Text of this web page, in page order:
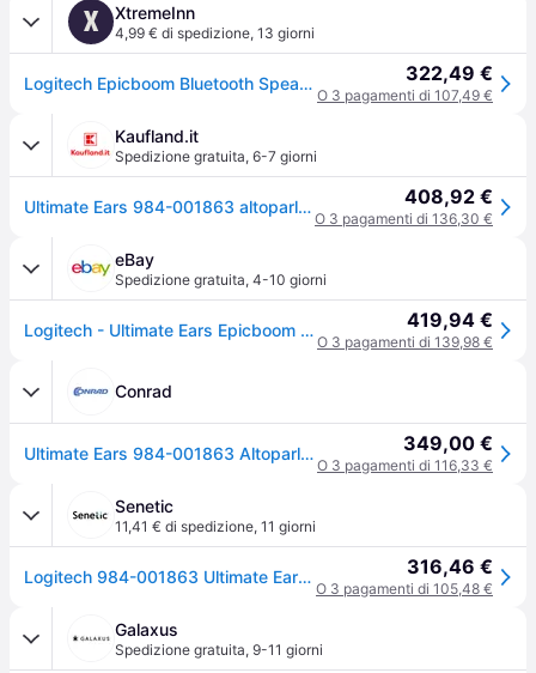
X XtremeInn
4,99 € di spedizione, 13 giorni
Logitech Epicboom Bluetooth Speaker Nero 322,49 €
O 3 pagamenti di 107,49 €
Kaufland.it
Spedizione gratuita, 6-7 giorni
Ultimate Ears 984-001863 altoparlante portatile/per feste Charcoal 408,92 €
O 3 pagamenti di 136,30 €
eBay
Spedizione gratuita, 4-10 giorni
Logitech - Ultimate Ears Epicboom Nuovo 419,94 €
O 3 pagamenti di 139,98 €
Conrad
Ultimate Ears 984-001863 Altoparlante Bluetooth Nero 349,00 €
O 3 pagamenti di 116,33 €
Senetic
11,41 € di spedizione, 11 giorni
Logitech 984-001863 Ultimate Ears Epicboom Altoparlante 984-001863 316,46 €
O 3 pagamenti di 105,48 €
Galaxus
Spedizione gratuita, 9-11 giorni